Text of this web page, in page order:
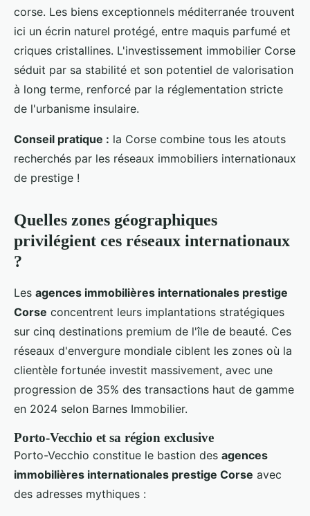
corse. Les biens exceptionnels méditerranée trouvent
ici un écrin naturel protégé, entre maquis parfumé et
criques cristallines. L'investissement immobilier Corse
séduit par sa stabilité et son potentiel de valorisation
à long terme, renforcé par la réglementation stricte
de l'urbanisme insulaire.
Conseil pratique : la Corse combine tous les atouts
recherchés par les réseaux immobiliers internationaux
de prestige !
Quelles zones géographiques
privilégient ces réseaux internationaux
?
Les agences immobilières internationales prestige
Corse concentrent leurs implantations stratégiques
sur cinq destinations premium de l'île de beauté. Ces
réseaux d'envergure mondiale ciblent les zones où la
clientèle fortunée investit massivement, avec une
progression de 35% des transactions haut de gamme
en 2024 selon Barnes Immobilier.
Porto-Vecchio et sa région exclusive
Porto-Vecchio constitue le bastion des agences
immobilières internationales prestige Corse avec
des adresses mythiques :